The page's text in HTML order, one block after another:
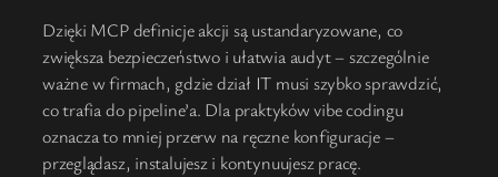
Dzięki MCP definicje akcji są ustandaryzowane, co
zwiększa bezpieczeństwo i ułatwia audyt – szczególnie
ważne w firmach, gdzie dział IT musi szybko sprawdzić,
co trafia do pipeline’a. Dla praktyków vibe codingu
oznacza to mniej przerw na ręczne konfiguracje –
przeglądasz, instalujesz i kontynuujesz pracę.